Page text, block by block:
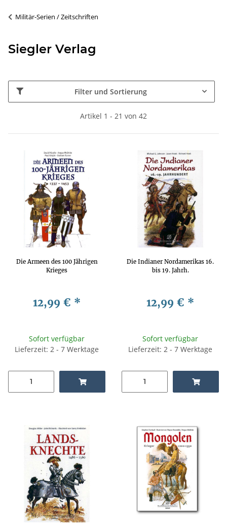
Militär-Serien / Zeitschriften
Siegler Verlag
Filter und Sortierung
Artikel 1 - 21 von 42
Die Armeen des 100 Jährigen
Krieges
12,99 € *
Sofort verfügbar
Lieferzeit: 2 - 7 Werktage
Die Indianer Nordamerikas 16.
bis 19. Jahrh.
12,99 € *
Sofort verfügbar
Lieferzeit: 2 - 7 Werktage